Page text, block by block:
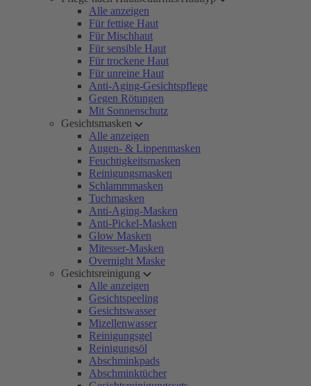
Alle anzeigen
Für fettige Haut
Für Mischhaut
Für sensible Haut
Für trockene Haut
Für unreine Haut
Anti-Aging-Gesichtspflege
Gegen Rötungen
Mit Sonnenschutz
Gesichtsmasken
Alle anzeigen
Augen- & Lippenmasken
Feuchtigkeitsmasken
Reinigungsmasken
Schlammmasken
Tuchmasken
Anti-Aging-Masken
Anti-Pickel-Masken
Glow Masken
Mitesser-Masken
Overnight Maske
Gesichtsreinigung
Alle anzeigen
Gesichtspeeling
Gesichtswasser
Mizellenwasser
Reinigungsgel
Reinigungsöl
Abschminkpads
Abschminktücher